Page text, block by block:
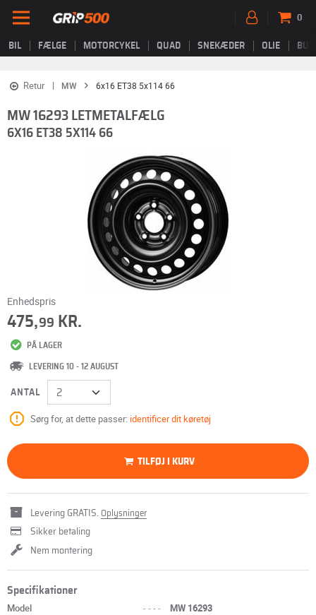
BIL FÆLGE MOTORCYKEL QUAD SNEKÆDER OLIE
0
Retur MW 6x16 ET38 5x114 66
MW 16293 LETMETALFÆLG
6X16 ET38 5X114 66
Enhedspris
475,99 KR.
PÅ LAGER
LEVERING 10 - 12 AUGUST
ANTAL
Sørg for, at dette passer: identificer dit køretøj
TILFØJ I KURV
Levering GRATIS. Oplysninger
Sikker betaling
Nem montering
Specifikationer
Model ----
MW 16293